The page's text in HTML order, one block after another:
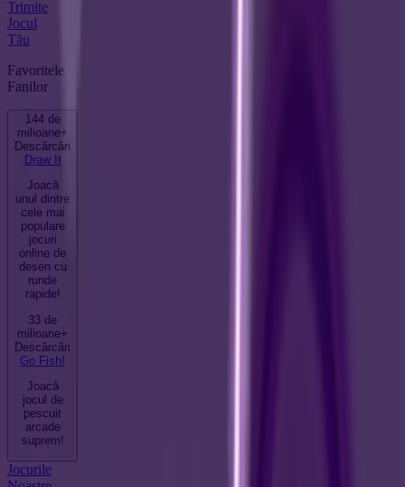
Trimite
Jocul
Tău
Favoritele
Fanilor
144 de
milioane+
Descărcări
Draw It
Joacă
unul dintre
cele mai
populare
jocuri
online de
desen cu
runde
rapide!
33 de
milioane+
Descărcări
Go Fish!
Joacă
jocul de
pescuit
arcade
suprem!
Jocurile